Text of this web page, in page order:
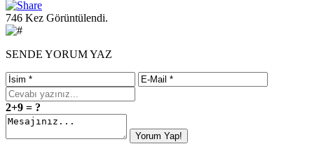
746 Kez Görüntülendi.
SENDE YORUM YAZ
2+9 = ?